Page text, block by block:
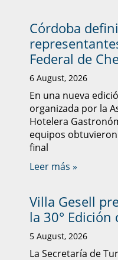
Córdoba
Federal de
6 August, 2026
En una nueva
organizada por la
Hotelera
equipos
final
Leer más »
Villa Gesell
la 30° Edición
5 August, 2026
La Secretaría de